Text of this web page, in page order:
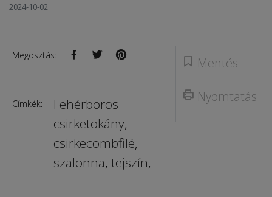
2024-10-02
Mentés
Nyomtatás
Megosztás:
Címkék:
Fehérboros
csirketokány,
csirkecombfilé,
szalonna, tejszín,